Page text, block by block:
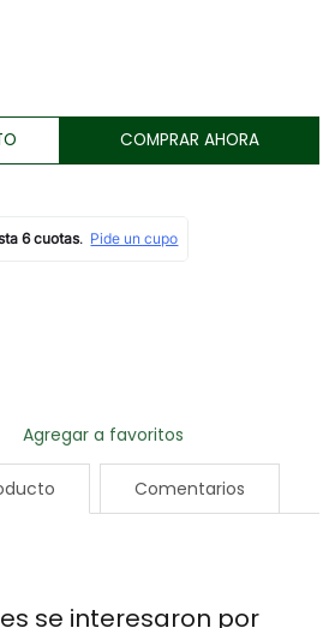
COMPRAR AHORA
Comentarios
se interesaron por